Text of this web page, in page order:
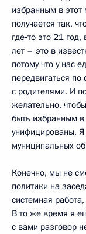
избранным в этот
получается так,
где‑то это 21
лет – это в
потому что у нас
передвигаться по
с родителями. И
желательно,
быть избранным
унифицированы.
муниципальных
Конечно, мы не
политики на
системная
В то же время я
с вами разговор